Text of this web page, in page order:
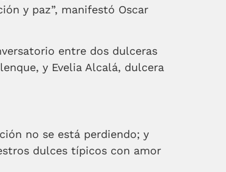
y paz”, manifestó Oscar
entre dos dulceras
y Evelia Alcalá, dulcera
no se está perdiendo; y
dulces típicos con amor